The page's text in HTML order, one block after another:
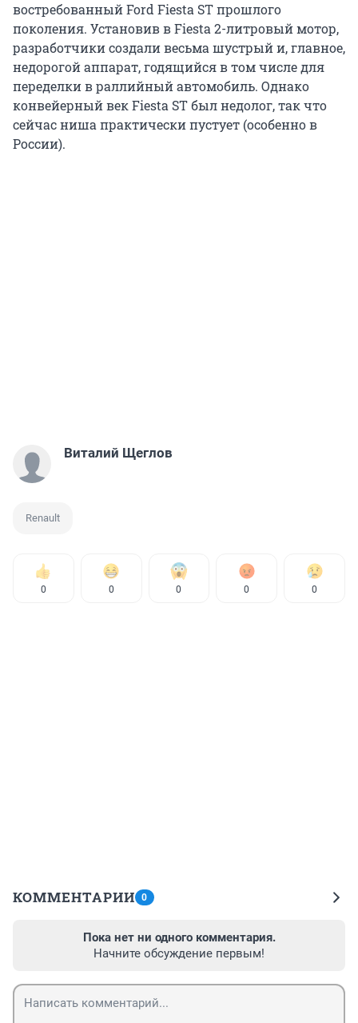
востребованный Ford Fiesta ST прошлого
поколения. Установив в Fiesta 2-литровый мотор,
разработчики создали весьма шустрый и, главное,
недорогой аппарат, годящийся в том числе для
переделки в раллийный автомобиль. Однако
конвейерный век Fiesta ST был недолог, так что
сейчас ниша практически пустует (особенно в
России).
Виталий Щеглов
Renault
0 0 0 0 0
КОММЕНТАРИИ 0
Пока нет ни одного комментария.
Начните обсуждение первым!